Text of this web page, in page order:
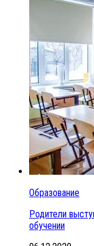
Образование
Родители
обучении